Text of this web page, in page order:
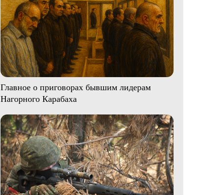
Главное о приговорах бывшим лидерам
Нагорного Карабаха